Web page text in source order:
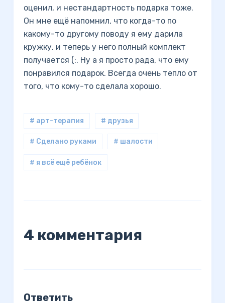
оценил, и нестандартность подарка тоже.
Он мне ещё напомнил, что когда-то по
какому-то другому поводу я ему дарила
кружку, и теперь у него полный комплект
получается (:. Ну а я просто рада, что ему
понравился подарок. Всегда очень тепло от
того, что кому-то сделала хорошо.
# арт-терапия # друзья
# Сделано руками # шалости
# я всё ещё ребёнок
4 комментария
Ответить